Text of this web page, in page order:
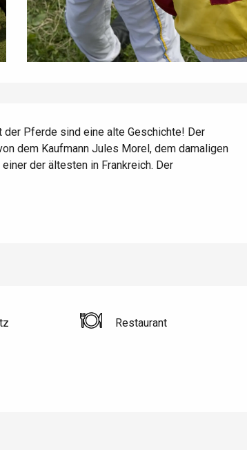
der Pferde sind eine alte Geschichte! Der
dem Kaufmann Jules Morel, dem damaligen
der ältesten in Frankreich. Der
Restaurant